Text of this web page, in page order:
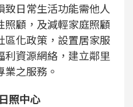
致日常生活功能需他人
照顧，及減輕家庭照顧
區化政策，設置居家服
利資源網絡，建立鄰里
之服務。
日照中心